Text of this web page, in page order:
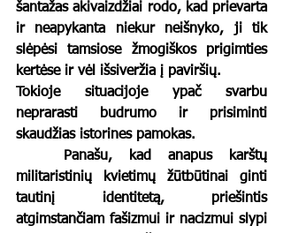
šantažas akivaizdžiai rodo, kad prievarta
ir neapykanta niekur neišnyko, ji tik
slėpėsi tamsiose žmogiškos prigimties
kertėse ir vėl išsiveržia į paviršių.
Tokioje situacijoje ypač svarbu
neprarasti budrumo ir prisiminti
skaudžias istorines pamokas.
militaristinių kvietimų žūtbūtinai ginti
tautinį identitetą, priešintis
atgimstančiam fašizmui ir nacizmui slypi